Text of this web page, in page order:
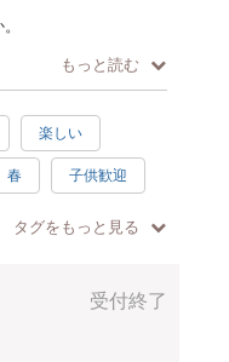
。
で
もっと読む
楽しい
春 子供歓迎
タグをもっと見る
受付終了